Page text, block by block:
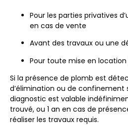
Pour les parties privatives
en cas de vente
Avant des travaux ou une
Pour toute mise en location
Si la présence de plomb est
d’élimination ou de confinement
diagnostic est valable
trouvé, ou 1 an en cas de
réaliser les travaux requis.